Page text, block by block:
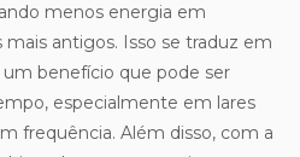
menos energia em
antigos. Isso se traduz em
benefício que pode ser
especialmente em lares
frequência. Além disso, com a